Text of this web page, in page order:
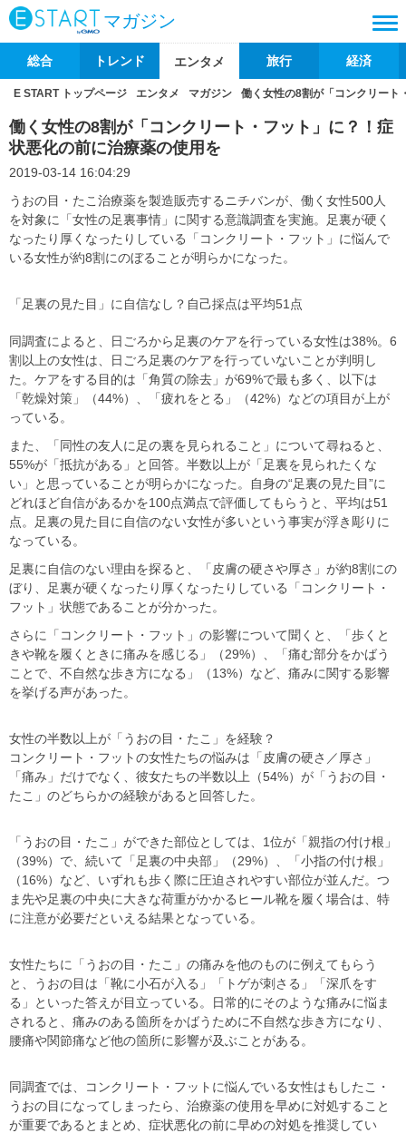
マガジン
総合 トレンド エンタメ 旅行 経済
E START トップページ エンタメ マガジン 働く女性の8割が「コンクリート
働く女性の8割が「コンクリート・フット」に？！症
状悪化の前に治療薬の使用を
2019-03-14 16:04:29
うおの目・たこ治療薬を製造販売するニチバンが、働く女性500人
を対象に「女性の足裏事情」に関する意識調査を実施。足裏が硬く
なったり厚くなったりしている「コンクリート・フット」に悩んで
いる女性が約8割にのぼることが明らかになった。
「足裏の見た目」に自信なし？自己採点は平均51点
同調査によると、日ごろから足裏のケアを行っている女性は38%。6
割以上の女性は、日ごろ足裏のケアを行っていないことが判明し
た。ケアをする目的は「角質の除去」が69%で最も多く、以下は
「乾燥対策」（44%）、「疲れをとる」（42%）などの項目が上が
っている。
また、「同性の友人に足の裏を見られること」について尋ねると、
55%が「抵抗がある」と回答。半数以上が「足裏を見られたくな
い」と思っていることが明らかになった。自身の“足裏の見た目”に
どれほど自信があるかを100点満点で評価してもらうと、平均は51
点。足裏の見た目に自信のない女性が多いという事実が浮き彫りに
なっている。
足裏に自信のない理由を探ると、「皮膚の硬さや厚さ」が約8割にの
ぼり、足裏が硬くなったり厚くなったりしている「コンクリート・
フット」状態であることが分かった。
さらに「コンクリート・フット」の影響について聞くと、「歩くと
きや靴を履くときに痛みを感じる」（29%）、「痛む部分をかばう
ことで、不自然な歩き方になる」（13%）など、痛みに関する影響
を挙げる声があった。
女性の半数以上が「うおの目・たこ」を経験？
コンクリート・フットの女性たちの悩みは「皮膚の硬さ／厚さ」
「痛み」だけでなく、彼女たちの半数以上（54%）が「うおの目・
たこ」のどちらかの経験があると回答した。
「うおの目・たこ」ができた部位としては、1位が「親指の付け根」
（39%）で、続いて「足裏の中央部」（29%）、「小指の付け根」
（16%）など、いずれも歩く際に圧迫されやすい部位が並んだ。つ
ま先や足裏の中央に大きな荷重がかかるヒール靴を履く場合は、特
に注意が必要だといえる結果となっている。
女性たちに「うおの目・たこ」の痛みを他のものに例えてもらう
と、うおの目は「靴に小石が入る」「トゲが刺さる」「深爪をす
る」といった答えが目立っている。日常的にそのような痛みに悩ま
されると、痛みのある箇所をかばうために不自然な歩き方になり、
腰痛や関節痛など他の箇所に影響が及ぶことがある。
同調査では、コンクリート・フットに悩んでいる女性はもしたこ・
うおの目になってしまったら、治療薬の使用を早めに対処すること
が重要であるとまとめ、症状悪化の前に早めの対処を推奨してい